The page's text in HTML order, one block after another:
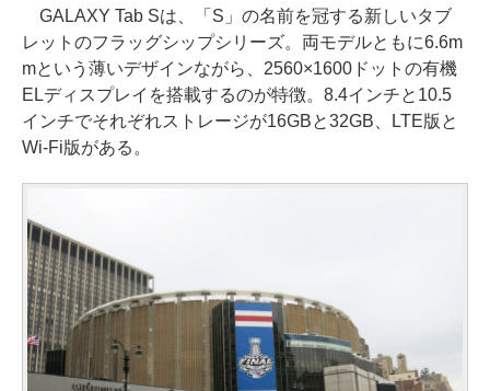
GALAXY Tab Sは、「S」の名前を冠する新しいタブ
レットのフラッグシップシリーズ。両モデルともに6.6m
mという薄いデザインながら、2560×1600ドットの有機
ELディスプレイを搭載するのが特徴。8.4インチと10.5
インチでそれぞれストレージが16GBと32GB、LTE版と
Wi-Fi版がある。